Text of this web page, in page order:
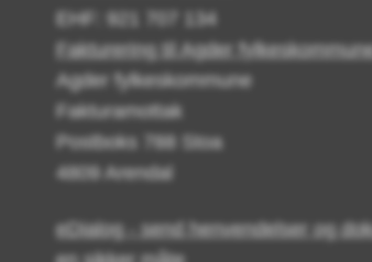
EHF: 921 707 134
Fakturering til Agder
Agder fylkeskommune
Fakturamottak
Postboks 788 Stoa
4809 Arendal
eDialog - send henvendelser og